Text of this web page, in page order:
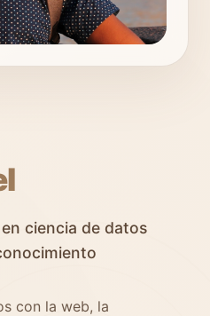
ciencia de datos
con la web, la